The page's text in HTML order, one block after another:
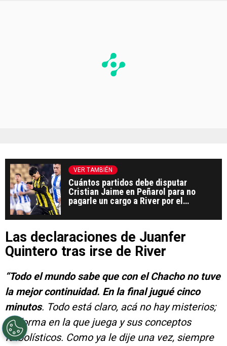
VER TAMBIÉN
Cuántos partidos debe disputar
Cristian Jaime en Peñarol para no
pagarle un cargo a River por el
Las declaraciones de Juanfer
Quintero tras irse de River
“Todo el mundo sabe que con el Chacho no tuve
la mejor continuidad. En la final jugué cinco
minutos. Todo está claro, acá no hay misterios;
su forma en la que juega y sus conceptos
futbolísticos. Como ya le dije una vez, siempre